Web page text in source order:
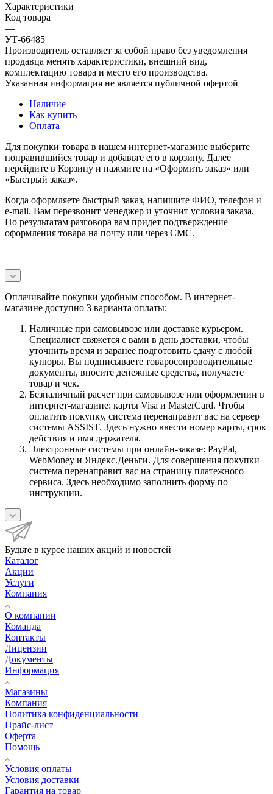
Характеристики
Код товара
—
УТ-66485
Производитель оставляет за собой право без уведомления
продавца менять характеристики, внешний вид,
комплектацию товара и место его производства.
Указанная информация не является публичной офертой
Наличие
Как купить
Оплата
Для покупки товара в нашем интернет-магазине выберите
понравившийся товар и добавьте его в корзину. Далее
перейдите в Корзину и нажмите на «Оформить заказ» или
«Быстрый заказ».
Когда оформляете быстрый заказ, напишите ФИО, телефон и
e-mail. Вам перезвонит менеджер и уточнит условия заказа.
По результатам разговора вам придет подтверждение
оформления товара на почту или через СМС.
Оплачивайте покупки удобным способом. В интернет-
магазине доступно 3 варианта оплаты:
Наличные при самовывозе или доставке курьером.
Специалист свяжется с вами в день доставки, чтобы
уточнить время и заранее подготовить сдачу с любой
купюры. Вы подписываете товаросопроводительные
документы, вносите денежные средства, получаете
товар и чек.
Безналичный расчет при самовывозе или оформлении в
интернет-магазине: карты Visa и MasterCard. Чтобы
оплатить покупку, система перенаправит вас на сервер
системы ASSIST. Здесь нужно ввести номер карты, срок
действия и имя держателя.
Электронные системы при онлайн-заказе: PayPal,
WebMoney и Яндекс.Деньги. Для совершения покупки
система перенаправит вас на страницу платежного
сервиса. Здесь необходимо заполнить форму по
инструкции.
Будьте в курсе наших акций и новостей
Каталог
Акции
Услуги
Компания
О компании
Команда
Контакты
Лицензии
Документы
Информация
Магазины
Компания
Политика конфиденциальности
Прайс-лист
Оферта
Помощь
Условия оплаты
Условия доставки
Гарантия на товар